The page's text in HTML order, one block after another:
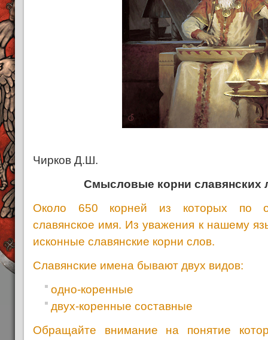
Чирков Д.Ш.
Смысловые корни славянских
Около 650 корней из которых по
славянское имя. Из уважения к нашему
исконные славянские корни слов.
Славянские имена бывают двух видов:
одно-коренные
двух-коренные составные
Обращайте внимание на понятие